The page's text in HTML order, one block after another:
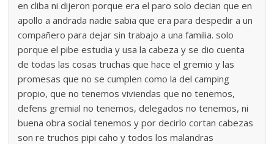
en cliba ni dijeron porque era el paro solo decian que en
apollo a andrada nadie sabia que era para despedir a un
compañero para dejar sin trabajo a una familia. solo
porque el pibe estudia y usa la cabeza y se dio cuenta
de todas las cosas truchas que hace el gremio y las
promesas que no se cumplen como la del camping
propio, que no tenemos viviendas que no tenemos,
defens gremial no tenemos, delegados no tenemos, ni
buena obra social tenemos y por decirlo cortan cabezas
son re truchos pipi caho y todos los malandras